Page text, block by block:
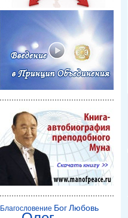
Благословение БогЛюбовь